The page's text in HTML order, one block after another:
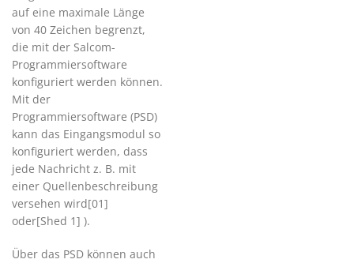
auf eine maximale Länge
von 40 Zeichen begrenzt,
die mit der Salcom-
Programmiersoftware
konfiguriert werden können.
Mit der
Programmiersoftware (PSD)
kann das Eingangsmodul so
konfiguriert werden, dass
jede Nachricht z. B. mit
einer Quellenbeschreibung
versehen wird[01]
oder[Shed 1] ).
Über das PSD können auch